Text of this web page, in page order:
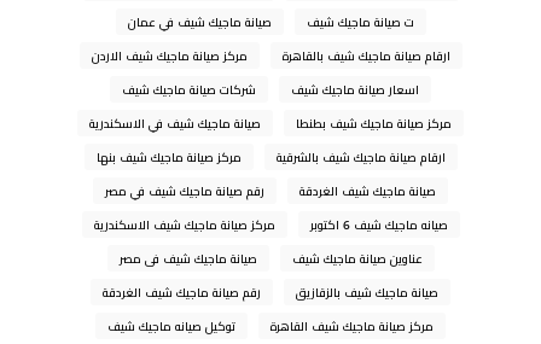
ت صيانة ماجيك شيف
صيانة ماجيك شيف في عمان
ارقام صيانة ماجيك شيف بالقاهرة
مركز صيانة ماجيك شيف الاردن
اسعار صيانة ماجيك شيف
شركات صيانة ماجيك شيف
مركز صيانة ماجيك شيف بطنطا
صيانة ماجيك شيف في الاسكندرية
ارقام صيانة ماجيك شيف بالشرقية
مركز صيانة ماجيك شيف بنها
صيانة ماجيك شيف الغردقة
رقم صيانة ماجيك شيف في مصر
صيانه ماجيك شيف 6 اكتوبر
مركز صيانة ماجيك شيف الاسكندرية
عناوين صيانة ماجيك شيف
صيانة ماجيك شيف فى مصر
صيانة ماجيك شيف بالزقازيق
رقم صيانة ماجيك شيف الغردقة
مركز صيانة ماجيك شيف القاهرة
توكيل صيانه ماجيك شيف